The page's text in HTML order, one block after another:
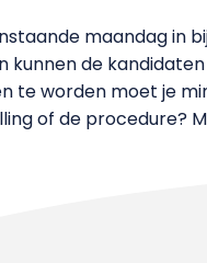
maandag in
kunnen de
te worden moet je
of de procedure?